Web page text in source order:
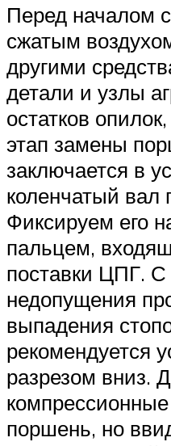
Перед началом
сжатым
другими
детали и узлы
остатков
этап замены
заключается в
коленчатый вал
Фиксируем его
пальцем,
поставки ЦПГ.
недопущения
выпадения
рекомендуется
разрезом вниз.
поршень, но